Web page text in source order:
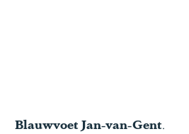
Blauwvoet Jan-van-Gent.